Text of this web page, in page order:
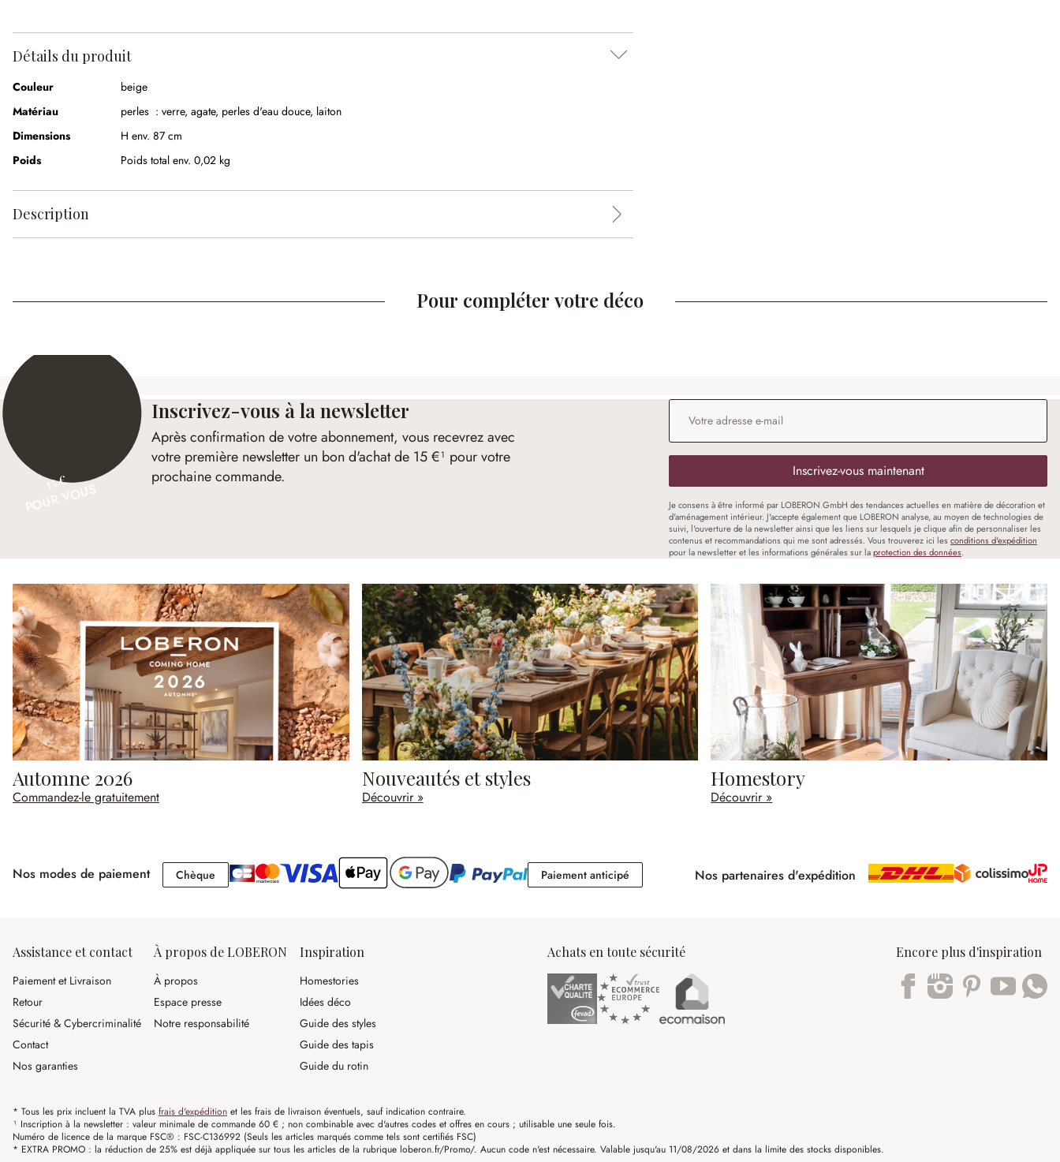
Détails du produit
Couleur
beige
Matériau
perles : verre, agate, perles d'eau douce, laiton
Dimensions
H env. 87 cm
Poids
Poids total env. 0,02 kg
Description
Pour compléter votre déco
15 €
Inscrivez-vous à la newsletter
Après confirmation de votre abonnement, vous recevrez avec
votre première newsletter un bon d'achat de 15 €¹ pour votre
prochaine commande.
Adresse e-mail
Inscrivez-vous maintenant
Je consens à être informé par LOBERON GmbH des tendances actuelles en matière de décoration et
d'aménagement intérieur. J'accepte également que LOBERON analyse, au moyen de technologies de
suivi, l'ouverture de la newsletter ainsi que les liens sur lesquels je clique afin de personnaliser les
contenus et recommandations qui me sont adressés. Vous trouverez ici les conditions d'expédition
pour la newsletter et les informations générales sur laprotection des données.
Automne 2026
Commandez-le gratuitement
Nouveautés et styles
Découvrir »
Homestory
Découvrir »
Nos modes de paiement Chèque Chèque Paiement anticipéPaiement anticipéNos partenaires d'expédition
Assistance et contact
Paiement et Livraison
Retour
Sécurité & Cybercriminalité
Contact
Nos garanties
À propos de LOBERON
À propos
Espace presse
Notre responsabilité
Inspiration
Homestories
Idées déco
Guide des styles
Guide des tapis
Guide du rotin
Achats en toute sécurité Encore plus d'inspiration
* Tous les prix incluent la TVA plus frais d'expédition et les frais de livraison éventuels, sauf indication contraire.
¹ Inscription à la newsletter : valeur minimale de commande 60 € ; non combinable avec d'autres codes et offres en cours ; utilisable une seule fois.
Numéro de licence de la marque FSC® : FSC-C136992 (Seuls les articles marqués comme tels sont certifiés FSC)
* EXTRA PROMO : la réduction de 25% est déjà appliquée sur tous les articles de la rubrique loberon.fr/Promo/. Aucun code n'est nécessaire. Valable jusqu'au 11/08/2026 et dans la limite des stocks disponibles.